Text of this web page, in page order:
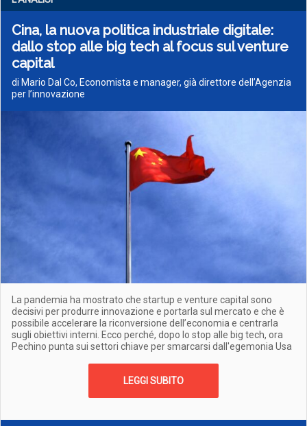
Cina, la nuova politica industriale digitale:
dallo stop alle big tech al focus sul venture
capital
di Mario Dal Co, Economista e manager, già direttore dell’Agenzia
per l’innovazione
La pandemia ha mostrato che startup e venture capital sono
decisivi per produrre innovazione e portarla sul mercato e che è
possibile accelerare la riconversione dell’economia e centrarla
sugli obiettivi interni. Ecco perché, dopo lo stop alle big tech, ora
Pechino punta sui settori chiave per smarcarsi dall'egemonia Usa
LEGGI SUBITO